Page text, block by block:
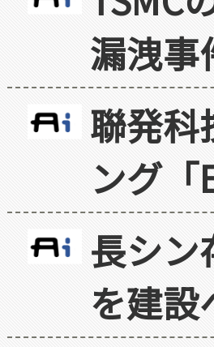
漏洩事
聯発科
ング「
長シン
を建設